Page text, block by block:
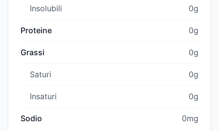
Insolubili 0g
Proteine 0g
Grassi 0g
Saturi 0g
Insaturi 0g
Sodio 0mg